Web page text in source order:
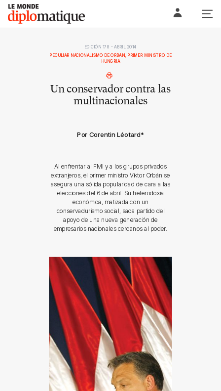
Skip
content
Le monde diplomatique
EDICIÓN 178 - ABRIL 2014
PECULIAR NACIONALISMO DE ORBÁN, PRIMER MINISTRO DE
HUNGRÍA
Un conservador contra las
multinacionales
Por Corentin Léotard*
Al enfrentar al FMI y a los grupos privados
extranjeros, el primer ministro Viktor Orbán se
asegura una sólida popularidad de cara a las
elecciones del 6 de abril. Su heterodoxia
económica, matizada con un
conservadurismo social, saca partido del
apoyo de una nueva generación de
empresarios nacionales cercanos al poder.